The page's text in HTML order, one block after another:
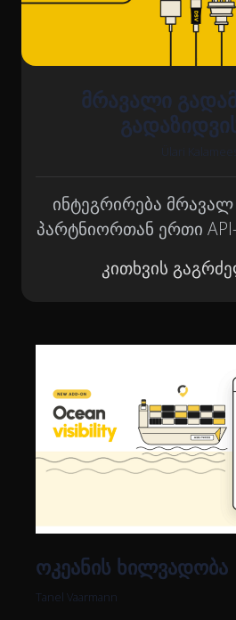
მრავალი
Ülari Kalamees
ინტეგრირება
პარტნიორთან ერთი
კითხვის
ოკეანის ხილვადობა
Tanel Vaarmann